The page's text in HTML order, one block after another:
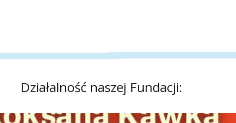
Działalność naszej Fundacji: